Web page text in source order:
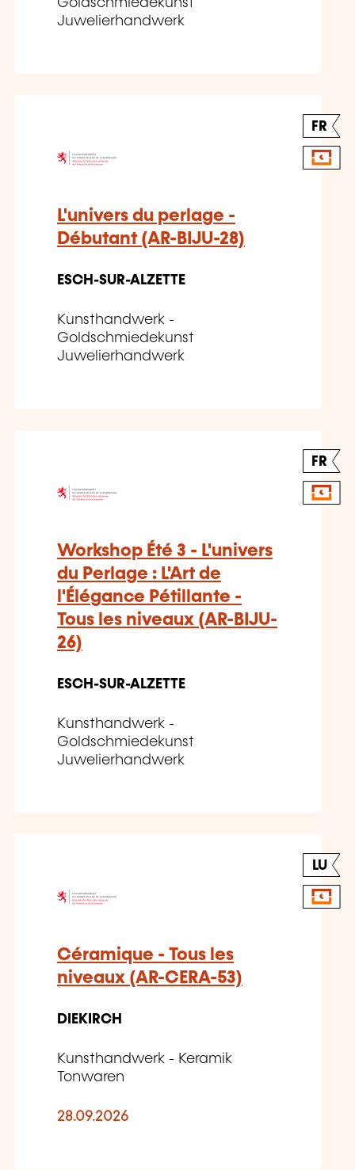
Goldschmiedekunst
Juwelierhandwerk
FR
L'univers du perlage -
Débutant (AR-BIJU-28)
ESCH-SUR-ALZETTE
Kunsthandwerk -
Goldschmiedekunst
Juwelierhandwerk
FR
Workshop Été 3 - L'univers
du Perlage : L'Art de
l'Élégance Pétillante -
Tous les niveaux (AR-BIJU-
26)
ESCH-SUR-ALZETTE
Kunsthandwerk -
Goldschmiedekunst
Juwelierhandwerk
LU
Céramique - Tous les
niveaux (AR-CERA-53)
DIEKIRCH
Kunsthandwerk - Keramik
Tonwaren
28.09.2026